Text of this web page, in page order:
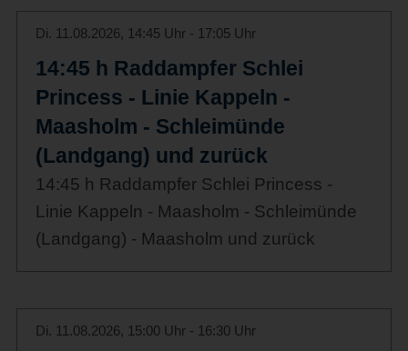
Di. 11.08.2026, 14:45 Uhr - 17:05 Uhr
14:45 h Raddampfer Schlei
Princess - Linie Kappeln -
Maasholm - Schleimünde
(Landgang) und zurück
14:45 h Raddampfer Schlei Princess -
Linie Kappeln - Maasholm - Schleimünde
(Landgang) - Maasholm und zurück
Di. 11.08.2026, 15:00 Uhr - 16:30 Uhr